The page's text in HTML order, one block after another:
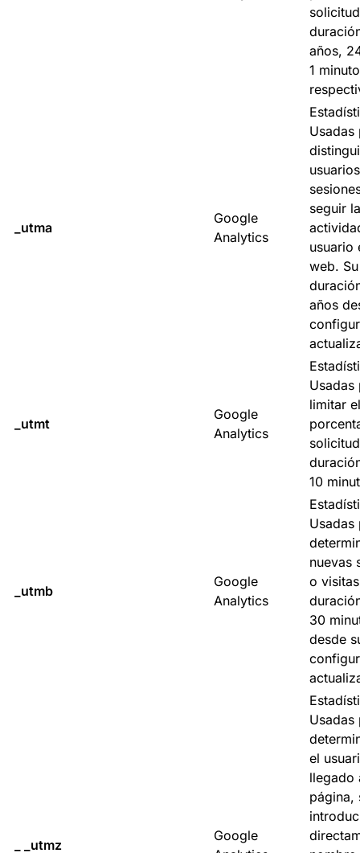
años,
1 minuto
_utma
Google
Analytics
Usadas
seguir la
usuario
web. Su
años
_utmt
Google
Analytics
Usadas
limitar el
10
_utmb
Google
Analytics
Usadas
nuevas
o
30
desde
_ _utmz
Google
Usadas
el
llegado
página,